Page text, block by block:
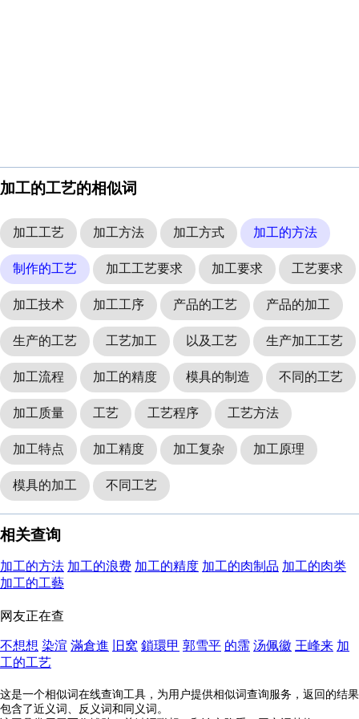
加工的工艺的相似词
加工工艺 加工方法 加工方式 加工的方法
制作的工艺 加工工艺要求 加工要求 工艺要求
加工技术 加工工序 产品的工艺 产品的加工
生产的工艺 工艺加工 以及工艺 生产加工工艺
加工流程 加工的精度 模具的制造 不同的工艺
加工质量 工艺 工艺程序 工艺方法
加工特点 加工精度 加工复杂 加工原理
模具的加工 不同工艺
相关查询
加工的方法 加工的浪费 加工的精度 加工的肉制品 加工的肉类
加工的工藝
网友正在查
不想想 染渲 滿倉進 旧窝 鎖環甲 郭雪平 的霈 汤佩徽 王峰来 加
工的工艺
这是一个相似词在线查询工具，为用户提供相似词查询服务，返回的结果
包含了近义词、反义词和同义词。